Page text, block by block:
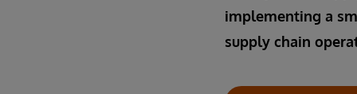
implementing a
supply chain